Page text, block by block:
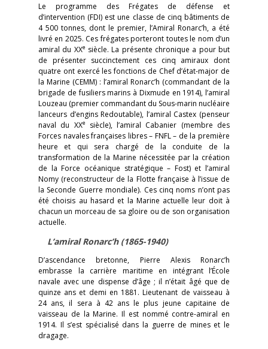
Le programme des Frégates de défense et
d’intervention (FDI) est une classe de cinq bâtiments de
4 500 tonnes, dont le premier, l’Amiral Ronarc’h, a été
livré en 2025. Ces frégates porteront toutes le nom d’un
amiral du XXesiècle. La présente chronique a pour but
de présenter succinctement ces cinq amiraux dont
quatre ont exercé les fonctions de Chef d’état-major de
la Marine (CEMM) : l’amiral Ronarc’h (commandant de la
brigade de fusiliers marins à Dixmude en 1914), l’amiral
Louzeau (premier commandant du Sous-marin nucléaire
lanceurs d’engins Redoutable), l’amiral Castex (penseur
naval du XXesiècle), l’amiral Cabanier (membre des
Forces navales françaises libres – FNFL – de la première
heure et qui sera chargé de la conduite de la
transformation de la Marine nécessitée par la création
de la Force océanique stratégique – Fost) et l’amiral
Nomy (reconstructeur de la Flotte française à l’issue de
la Seconde Guerre mondiale). Ces cinq noms n’ont pas
été choisis au hasard et la Marine actuelle leur doit à
chacun un morceau de sa gloire ou de son organisation
actuelle.
L’amiral Ronarc’h (1865-1940)
D’ascendance bretonne, Pierre Alexis Ronarc’h
embrasse la carrière maritime en intégrant l’École
navale avec une dispense d’âge ; il n’était âgé que de
quinze ans et demi en 1881. Lieutenant de vaisseau à
24 ans, il sera à 42 ans le plus jeune capitaine de
vaisseau de la Marine. Il est nommé contre-amiral en
1914. Il s’est spécialisé dans la guerre de mines et le
dragage.